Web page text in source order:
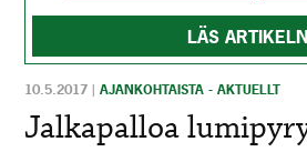
LÄS ARTIKELN
10.5.2017 |AJANKOHTAISTA - AKTUELLT
Jalkapalloa